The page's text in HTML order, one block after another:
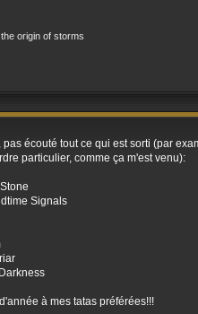
origin of storms
écouté tout ce qui est sorti (par
particulier, comme ça m'est venu):
Signals
à mes tatas préférées!!!